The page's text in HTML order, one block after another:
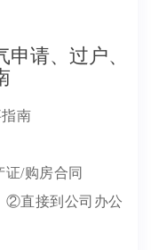
请、过户、
南
/购房合同
②直接到公司办公